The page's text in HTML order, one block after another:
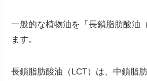
一般的な植物油を「長鎖脂肪酸油
ます。
長鎖脂肪酸油（LCT）は、中鎖脂